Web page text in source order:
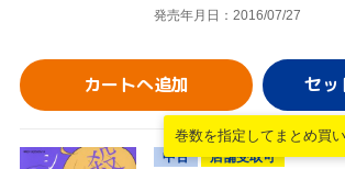
発売年月日：2016/07/27
カートへ追加
巻数を指定して まとめ買
中古
店舗受取可